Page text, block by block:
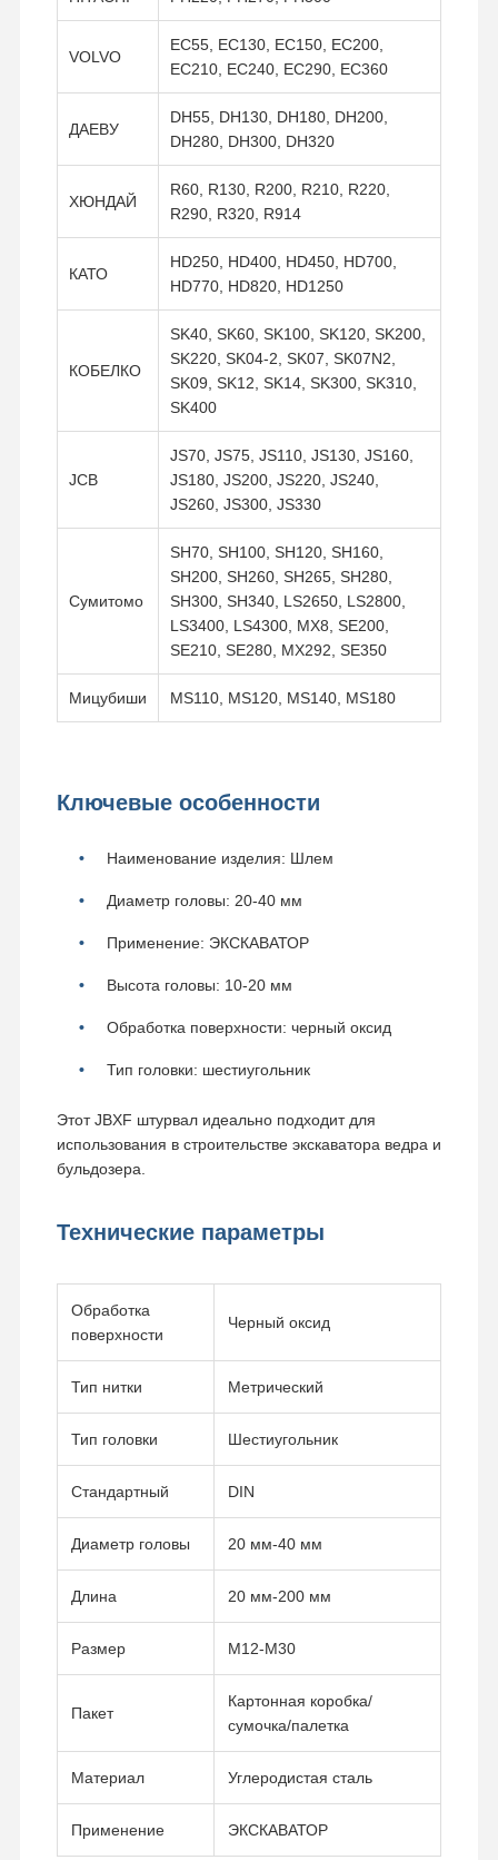
VOLVO
EC55, EC130, EC150, EC200,
EC210, EC240, EC290, EC360
ДАЕВУ
DH55, DH130, DH180, DH200,
DH280, DH300, DH320
ХЮНДАЙ
R60, R130, R200, R210, R220,
R290, R320, R914
КАТО
HD250, HD400, HD450, HD700,
HD770, HD820, HD1250
КОБЕЛКО
SK40, SK60, SK100, SK120, SK200,
SK220, SK04-2, SK07, SK07N2,
SK09, SK12, SK14, SK300, SK310,
SK400
JCB
JS70, JS75, JS110, JS130, JS160,
JS180, JS200, JS220, JS240,
JS260, JS300, JS330
Сумитомо
SH70, SH100, SH120, SH160,
SH200, SH260, SH265, SH280,
SH300, SH340, LS2650, LS2800,
LS3400, LS4300, MX8, SE200,
SE210, SE280, MX292, SE350
Мицубиши MS110, MS120, MS140, MS180
Ключевые особенности
Наименование изделия: Шлем
Диаметр головы: 20-40 мм
Применение: ЭКСКАВАТОР
Высота головы: 10-20 мм
Обработка поверхности: черный оксид
Тип головки: шестиугольник
Этот JBXF штурвал идеально подходит для
использования в строительстве экскаватора ведра и
бульдозера.
Технические параметры
Обработка
поверхности
Черный оксид
Тип нитки Метрический
Тип головки Шестиугольник
Стандартный DIN
Диаметр головы 20 мм-40 мм
Длина 20 мм-200 мм
Размер M12-M30
Пакет
Картонная коробка/
сумочка/палетка
Материал Углеродистая сталь
Применение ЭКСКАВАТОР